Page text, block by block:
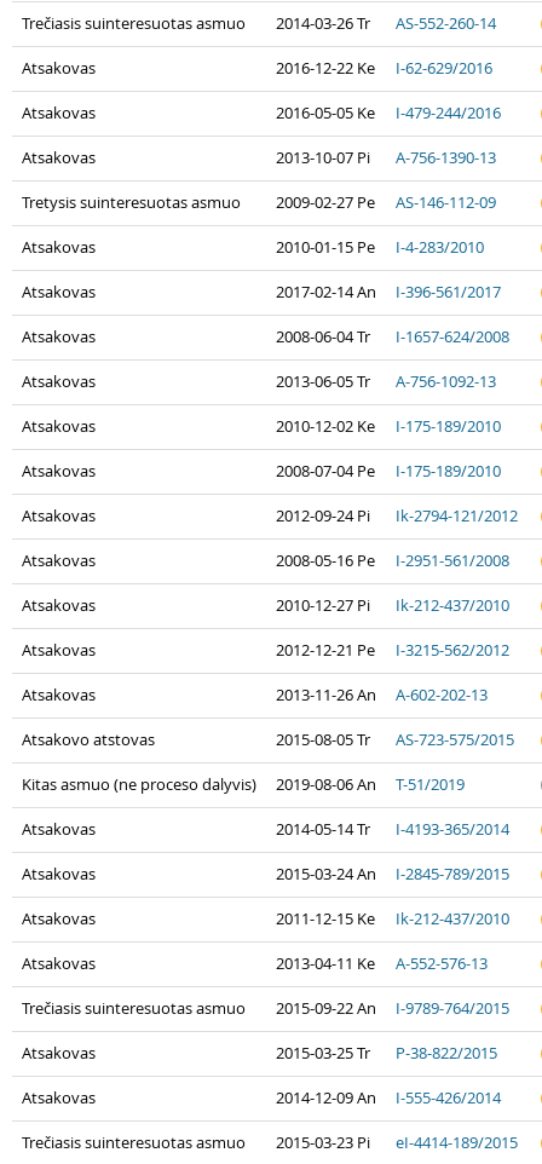
Trečiasis suinteresuotas asmuo 2014-03-26 Tr AS-552-260-14
Atsakovas 2016-12-22 Ke I-62-629/2016
Atsakovas 2016-05-05 Ke I-479-244/2016
Atsakovas 2013-10-07 Pi A-756-1390-13
Tretysis suinteresuotas asmuo 2009-02-27 Pe AS-146-112-09
Atsakovas 2010-01-15 Pe I-4-283/2010
Atsakovas 2017-02-14 An I-396-561/2017
Atsakovas 2008-06-04 Tr I-1657-624/2008
Atsakovas 2013-06-05 Tr A-756-1092-13
Atsakovas 2010-12-02 Ke I-175-189/2010
Atsakovas 2008-07-04 Pe I-175-189/2010
Atsakovas 2012-09-24 Pi Ik-2794-121/2012
Atsakovas 2008-05-16 Pe I-2951-561/2008
Atsakovas 2010-12-27 Pi Ik-212-437/2010
Atsakovas 2012-12-21 Pe I-3215-562/2012
Atsakovas 2013-11-26 An A-602-202-13
Atsakovo atstovas 2015-08-05 Tr AS-723-575/2015
Kitas asmuo (ne proceso dalyvis) 2019-08-06 An T-51/2019
Atsakovas 2014-05-14 Tr I-4193-365/2014
Atsakovas 2015-03-24 An I-2845-789/2015
Atsakovas 2011-12-15 Ke Ik-212-437/2010
Atsakovas 2013-04-11 Ke A-552-576-13
Trečiasis suinteresuotas asmuo 2015-09-22 An I-9789-764/2015
Atsakovas 2015-03-25 Tr P-38-822/2015
Atsakovas 2014-12-09 An I-555-426/2014
Trečiasis suinteresuotas asmuo 2015-03-23 Pi eI-4414-189/2015